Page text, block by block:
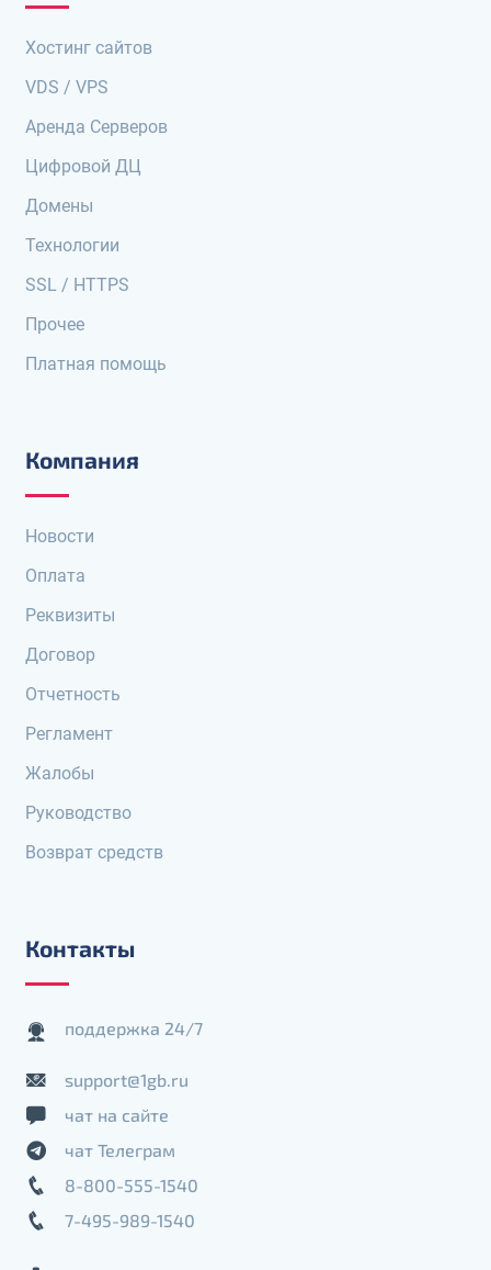
Хостинг сайтов
VDS / VPS
Аренда Серверов
Цифровой ДЦ
Домены
Технологии
SSL / HTTPS
Прочее
Платная помощь
Компания
Новости
Оплата
Реквизиты
Договор
Отчетность
Регламент
Жалобы
Руководство
Возврат средств
Контакты
поддержка 24/7
support@1gb.ru
чат на сайте
чат Телеграм
8-800-555-1540
7-495-989-1540